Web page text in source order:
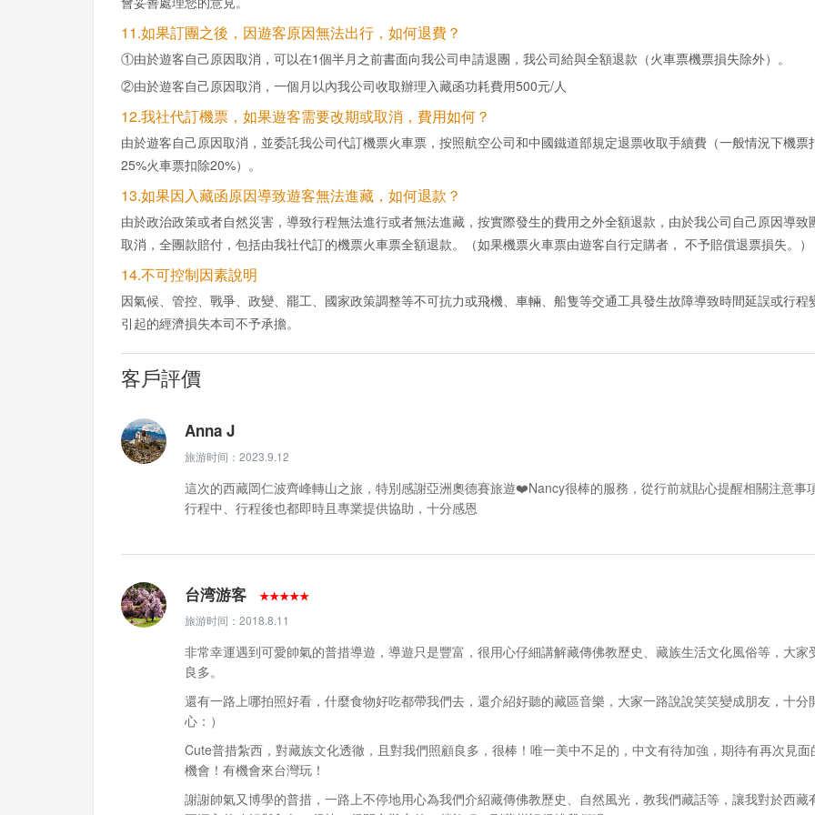
11.如果訂團之後，因遊客原因無法出行，如何退費？
①由於遊客自己原因取消，可以在1個半月之前書面向我公司申請退團，我公司給與全額退款（火車票機票損失除外）。
②由於遊客自己原因取消，一個月以內我公司收取辦理入藏函功耗費用500元/人
12.我社代訂機票，如果遊客需要改期或取消，費用如何？
由於遊客自己原因取消，並委託我公司代訂機票火車票，按照航空公司和中國鐵道部規定退票收取手續費（一般情況下機票
25%火車票扣除20%）。
13.如果因入藏函原因導致遊客無法進藏，如何退款？
由於政治政策或者自然災害，導致行程無法進行或者無法進藏，按實際發生的費用之外全額退款，由於我公司自己原因導致
取消，全團款賠付，包括由我社代訂的機票火車票全額退款。（如果機票火車票由遊客自行定購者， 不予賠償退票損失。）
14.不可控制因素說明
因氣候、管控、戰爭、政變、罷工、國家政策調整等不可抗力或飛機、車輛、船隻等交通工具發生故障導致時間延誤或行程
引起的經濟損失本司不予承擔。
客戶評價
Anna J
旅游时间：2023.9.12
這次的西藏岡仁波齊峰轉山之旅，特別感謝亞洲奧德賽旅遊❤️Nancy很棒的服務，從行前就貼心提醒相關注意事
行程中、行程後也都即時且專業提供協助，十分感恩
台湾游客
★★★★★
旅游时间：2018.8.11
非常幸運遇到可愛帥氣的普措導遊，導遊只是豐富，很用心仔細講解藏傳佛教歷史、藏族生活文化風俗等，大家
良多。
還有一路上哪拍照好看，什麼食物好吃都帶我們去，還介紹好聽的藏區音樂，大家一路說說笑笑變成朋友，十分
心：）
Cute普措紮西，對藏族文化透徹，且對我們照顧良多，很棒！唯一美中不足的，中文有待加強，期待有再次見面
機會！有機會來台灣玩！
謝謝帥氣又博學的普措，一路上不停地用心為我們介紹藏傳佛教歷史、自然風光，教我們藏話等，讓我對於西藏